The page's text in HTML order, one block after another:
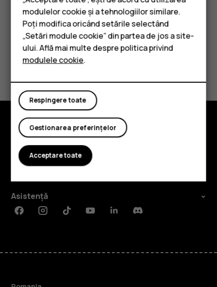
Smartphone-uri
Telefoane clasice
Accesorii
Tablete
Considerați utile aceste informații?
Da Nu
Explorează
Despre
Asistență
FacebookInstagramTiktokYoutubeLinkedinDiscord
modulelor cookie și a tehnologiilor similare.
Poți modifica oricând setările selectând
„Setări module cookie” din partea de jos a site-
ului. Află mai multe despre politica privind
modulele cookie.
Respingere toate
Gestionarea preferințelor
Acceptare toate